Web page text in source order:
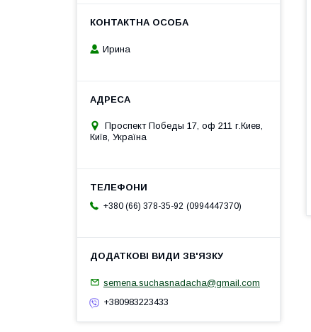
Ирина
Проспект Победы 17, оф 211 г.Киев,
Київ, Україна
+380 (66) 378-35-92 0994447370
semena.suchasnadacha@gmail.com
+380983223433